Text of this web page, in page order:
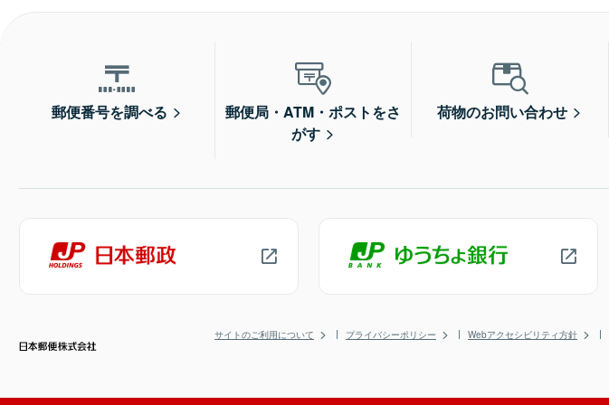
郵便番号を調べる
郵便局・ATM・ポストをさ
がす
荷物のお問い合わせ
サイトのご利用について プライバシーポリシー Webアクセシビリティ方針